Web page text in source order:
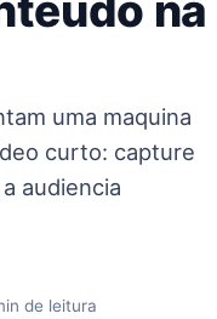
uma maquina
curto: capture
audiencia
de leitura